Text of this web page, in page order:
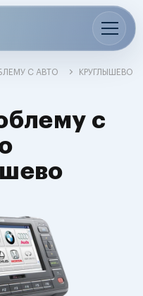
С АВТО КРУГЛЫШЕВО
с